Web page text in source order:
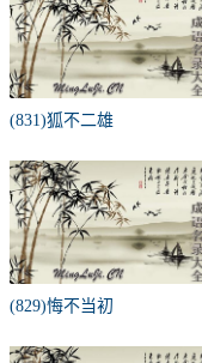
(831)狐不二雄
(829)悔不当初